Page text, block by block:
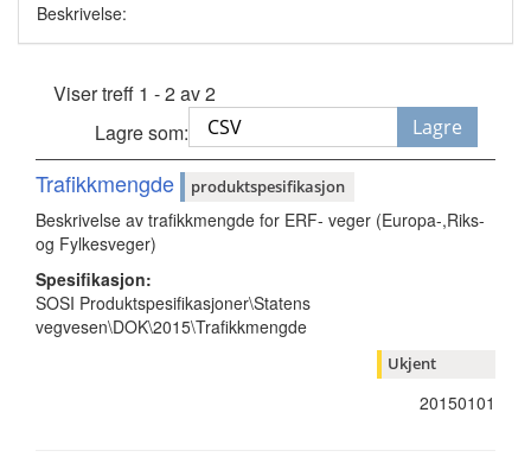
Beskrivelse:
Viser treff 1 - 2 av 2
Lagre som:
Lagre
Trafikkmengde produktspesifikasjon
Beskrivelse av trafikkmengde for ERF- veger (Europa-,Riks-
og Fylkesveger)
Spesifikasjon:
SOSI Produktspesifikasjoner\Statens
vegvesen\DOK\2015\Trafikkmengde
Ukjent
20150101